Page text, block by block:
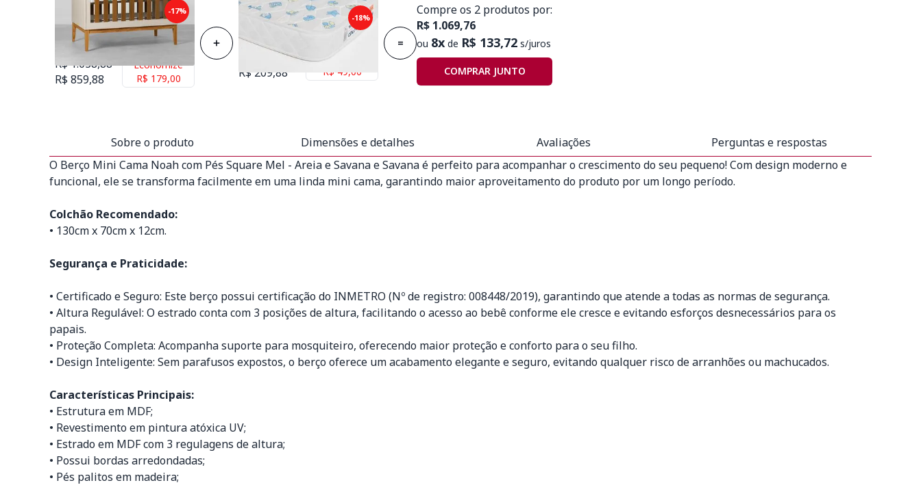
-17%
Berço Mini Cama Noah com
Pés Square Mel - Areia e
Savana
R$ 1.038,88
R$ 859,88
Economize
R$ 179,00
-18%
Colchão de Espuma Plummi
Berço 70cmx1,30mx10cm D18
R$ 258,88
R$ 209,88
Economize
R$ 49,00
=
Compre os 2 produtos por:
R$ 1.069,76
ou 8x de R$ 133,72 s/juros
COMPRAR JUNTO
Sobre o produto Dimensões e detalhes Avaliações
Perguntas e respostas
O Berço Mini Cama Noah com Pés Square Mel - Areia e Savana e Savana é perfeito para acompanhar o crescimento do seu pequeno! Com design moderno e
funcional, ele se transforma facilmente em uma linda mini cama, garantindo maior aproveitamento do produto por um longo período.
Colchão Recomendado:
• 130cm x 70cm x 12cm.
Segurança e Praticidade:
• Certificado e Seguro: Este berço possui certificação do INMETRO (Nº de registro: 008448/2019), garantindo que atende a todas as normas de segurança.
• Altura Regulável: O estrado conta com 3 posições de altura, facilitando o acesso ao bebê conforme ele cresce e evitando esforços desnecessários para os
papais.
• Proteção Completa: Acompanha suporte para mosquiteiro, oferecendo maior proteção e conforto para o seu filho.
• Design Inteligente: Sem parafusos expostos, o berço oferece um acabamento elegante e seguro, evitando qualquer risco de arranhões ou machucados.
Características Principais:
• Estrutura em MDF;
• Revestimento em pintura atóxica UV;
• Estrado em MDF com 3 regulagens de altura;
• Possui bordas arredondadas;
• Pés palitos em madeira;